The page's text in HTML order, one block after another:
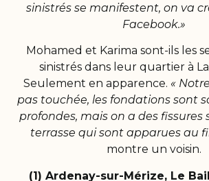
sinistrés se manifestent, on va
Facebook.»
Mohamed et Karima sont-ils les
sinistrés dans leur quartier à
Seulement en apparence. «
pas touchée, les fondations sont
profondes, mais on a des
terrasse qui sont apparues au
montre un voisin.
(1) Ardenay-sur-Mérize, Le